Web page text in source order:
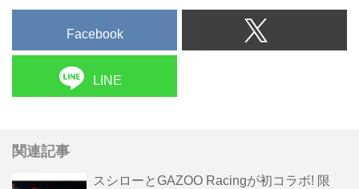
Facebook
LINE
関連記事
スシローとGAZOO Racingが初コラボ! 限